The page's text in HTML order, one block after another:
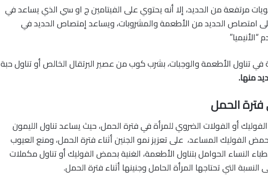
مرتفعة من الحديد، إلا أنه يحتوي على الفيتامين ج او سي الذي يساعد في
امتصاص الحديد من الأطعمة والمشروبات، ويساعد إمتصاص الحديد في
في تناول الأطعمة والوجبات، بشرب كوب من عصير البرتقال الخالص أو تناول حبة
منها.
فترة الحمل
أو الفولات الضروي للمرأة في فترة الحمل، حيث يساعد تناول الليمون
الفوليك المساعد، على تعزيز نمو الجنين أثناء فترة الحمل، ومنع العيوب
النساء الحوامل بتناول الأطعمة، الغنية بحمض الفوليك أو تناول مكملات
التي تحتاجها المرأة الحامل وجنينها أثناء فترة الحمل.